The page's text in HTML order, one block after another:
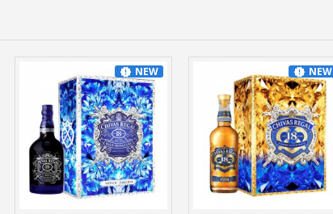
NEW NEW